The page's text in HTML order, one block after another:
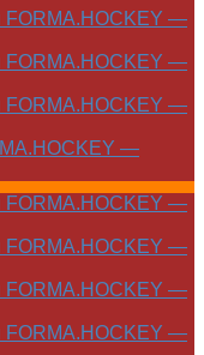
FORMA.HOCKEY —
FORMA.HOCKEY —
FORMA.HOCKEY —
—
FORMA.HOCKEY —
FORMA.HOCKEY —
FORMA.HOCKEY —
FORMA.HOCKEY —